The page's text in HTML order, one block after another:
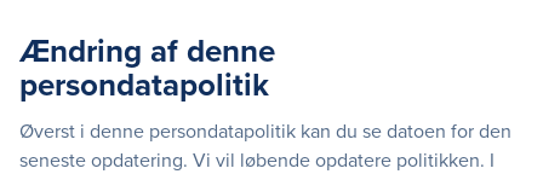
Ændring af denne
persondatapolitik
Øverst i denne persondatapolitik kan du se datoen for den
seneste opdatering. Vi vil løbende opdatere politikken. I